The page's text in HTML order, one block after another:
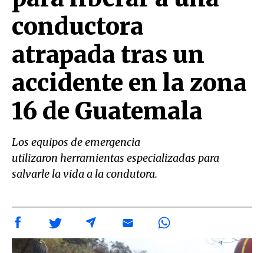
conductora
atrapada tras un
accidente en la zona
16 de Guatemala
Los equipos de emergencia
utilizaron herramientas especializadas para
salvarle la vida a la condutora.